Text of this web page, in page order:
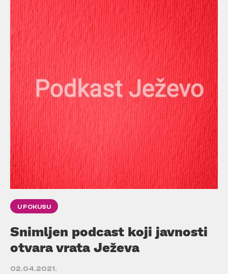
U FOKUSU
Snimljen podcast koji javnosti
otvara vrata Ježeva
02.04.2021.